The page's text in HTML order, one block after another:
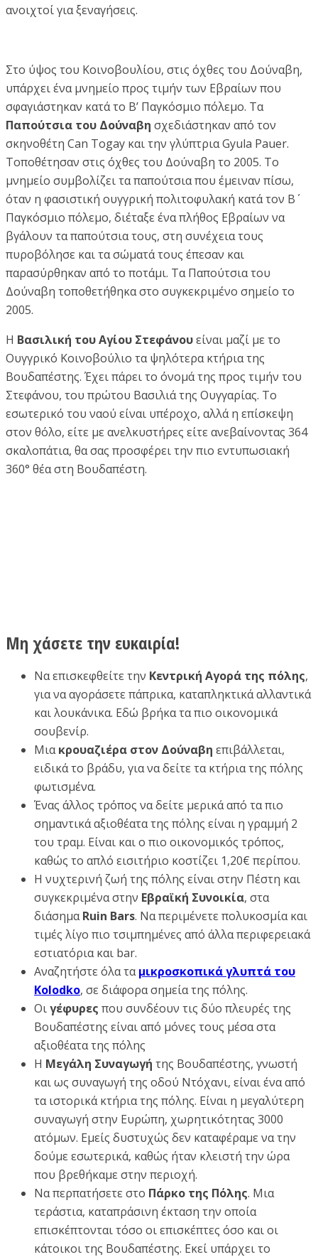
ανοιχτοί για ξεναγήσεις.
Στο ύψος του Κοινοβουλίου, στις όχθες του Δούναβη,
υπάρχει ένα μνημείο προς τιμήν των Εβραίων που
σφαγιάστηκαν κατά το Β’ Παγκόσμιο πόλεμο. Τα
Παπούτσια του Δούναβη σχεδιάστηκαν από τον
σκηνοθέτη Can Togay και την γλύπτρια Gyula Pauer.
Τοποθέτησαν στις όχθες του Δούναβη το 2005. Το
μνημείο συμβολίζει τα παπούτσια που έμειναν πίσω,
όταν η φασιστική ουγγρική πολιτοφυλακή κατά τον Β΄
Παγκόσμιο πόλεμο, διέταξε ένα πλήθος Εβραίων να
βγάλουν τα παπούτσια τους, στη συνέχεια τους
πυροβόλησε και τα σώματά τους έπεσαν και
παρασύρθηκαν από το ποτάμι. Τα Παπούτσια του
Δούναβη τοποθετήθηκα στο συγκεκριμένο σημείο το
2005.
Η Βασιλική του Αγίου Στεφάνουείναι μαζί με το
Ουγγρικό Κοινοβούλιο τα ψηλότερα κτήρια της
Βουδαπέστης. Έχει πάρει το όνομά της προς τιμήν του
Στεφάνου, του πρώτου Βασιλιά της Ουγγαρίας. Το
εσωτερικό του ναού είναι υπέροχο, αλλά η επίσκεψη
στον θόλο, είτε με ανελκυστήρες είτε ανεβαίνοντας 364
σκαλοπάτια, θα σας προσφέρει την πιο εντυπωσιακή
360° θέα στη Βουδαπέστη.
Μη χάσετε την ευκαιρία!
Να επισκεφθείτε την Κεντρική Αγορά της πόλης,
για να αγοράσετε πάπρικα, καταπληκτικά αλλαντικά
και λουκάνικα. Εδώ βρήκα τα πιο οικονομικά
σουβενίρ.
Μιακρουαζιέρα στον Δούναβη επιβάλλεται,
ειδικά το βράδυ, για να δείτε τα κτήρια της πόλης
φωτισμένα.
Ένας άλλος τρόπος να δείτε μερικά από τα πιο
σημαντικά αξιοθέατα της πόλης είναι η γραμμή 2
του τραμ. Είναι και ο πιο οικονομικός τρόπος,
καθώς το απλό εισιτήριο κοστίζει 1,20€ περίπου.
Η νυχτερινή ζωή της πόλης είναι στην Πέστη και
συγκεκριμένα στην Εβραϊκή Συνοικία, στα
διάσημαRuin Bars. Να περιμένετε πολυκοσμία και
τιμές λίγο πιο τσιμπημένες από άλλα περιφερειακά
εστιατόρια και bar.
Αναζητήστε όλα ταμικροσκοπικά γλυπτά του
Kolodko, σε διάφορα σημεία της πόλης.
Οιγέφυρες που συνδέουν τις δύο πλευρές της
Βουδαπέστης είναι από μόνες τους μέσα στα
αξιοθέατα της πόλης
Η Μεγάλη Συναγωγή της Βουδαπέστης, γνωστή
και ως συναγωγή της οδού Ντόχανι, είναι ένα από
τα ιστορικά κτήρια της πόλης. Είναι η μεγαλύτερη
συναγωγή στην Ευρώπη, χωρητικότητας 3000
ατόμων. Εμείς δυστυχώς δεν καταφέραμε να την
δούμε εσωτερικά, καθώς ήταν κλειστή την ώρα
που βρεθήκαμε στην περιοχή.
Να περπατήσετε στο Πάρκο της Πόλης. Μια
τεράστια, καταπράσινη έκταση την οποία
επισκέπτονται τόσο οι επισκέπτες όσο και οι
κάτοικοι της Βουδαπέστης. Εκεί υπάρχει το